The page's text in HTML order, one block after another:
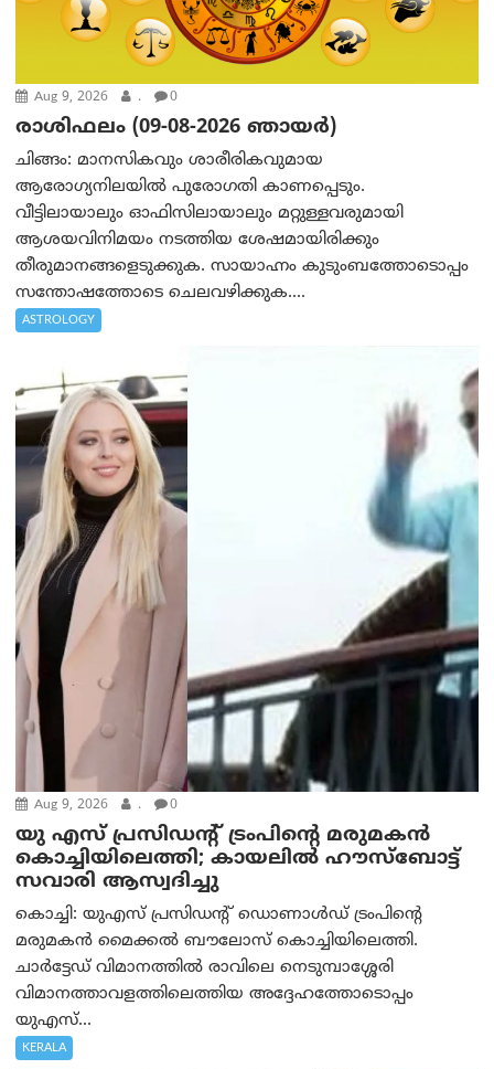
Aug 9, 2026 . 0
രാശിഫലം (09-08-2026 ഞായര്‍)
ചിങ്ങം: മാനസികവും ശാരീരികവുമായ
ആരോഗ്യനിലയിൽ പുരോഗതി കാണപ്പെടും.
വീട്ടിലായാലും ഓഫിസിലായാലും മറ്റുള്ളവരുമായി
ആശയവിനിമയം നടത്തിയ ശേഷമായിരിക്കും
തീരുമാനങ്ങളെടുക്കുക. സായാഹ്നം കുടുംബത്തോടൊപ്പം
സന്തോഷത്തോടെ ചെലവഴിക്കുക....
ASTROLOGY
Aug 9, 2026 . 0
യു എസ് പ്രസിഡന്റ് ട്രംപിന്റെ മരുമകൻ
കൊച്ചിയിലെത്തി; കായലിൽ ഹൗസ്ബോട്ട്
സവാരി ആസ്വദിച്ചു
കൊച്ചി: യുഎസ് പ്രസിഡന്റ് ഡൊണാൾഡ് ട്രംപിന്റെ
മരുമകൻ മൈക്കൽ ബൗലോസ് കൊച്ചിയിലെത്തി.
ചാർട്ടേഡ് വിമാനത്തിൽ രാവിലെ നെടുമ്പാശ്ശേരി
വിമാനത്താവളത്തിലെത്തിയ അദ്ദേഹത്തോടൊപ്പം
യുഎസ്...
KERALA